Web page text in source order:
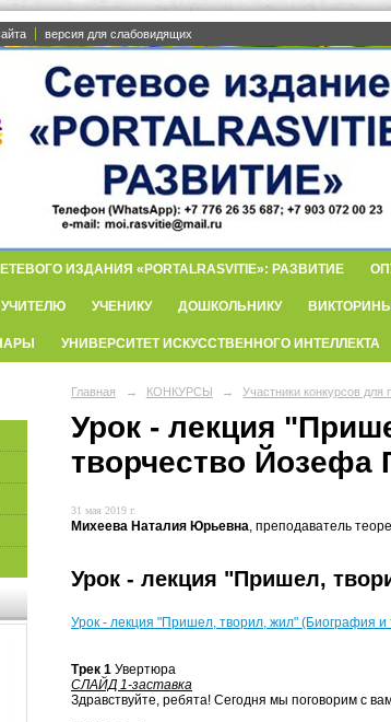
версия для слабовидящих
ИЗДАНИЯ «PORTALRASVITIE»: РАЗВИТИЕ
УЧИТЕЛЮ УЧЕНИКУ ДОШКОЛЬНИКУ ВИКТОРИНЫ
УНИВЕРСИТЕТ ИСКУССТВЕННОГО ИНТЕЛЛЕКТА
Главная → КОНКУРСЫ → Участники конкурсов для
Урок - лекция
творчество Йозефа
31 мая 2019 г.
Михеева Наталия Юрьевна , преподаватель
Урок - лекция "Пришел,
Урок - лекция "Пришел, творил, жил" (Биография
Трек 1 Увертюра
СЛАЙД 1-заставка
Здравствуйте, ребята! Сегодня мы поговорим с